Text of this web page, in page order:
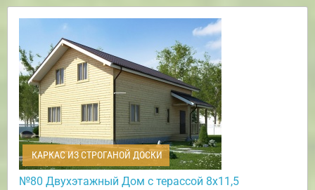
КАРКАС ИЗ СТРОГАНОЙ ДОСКИ
№80 Двухэтажный Дом с терассой 8х11,5